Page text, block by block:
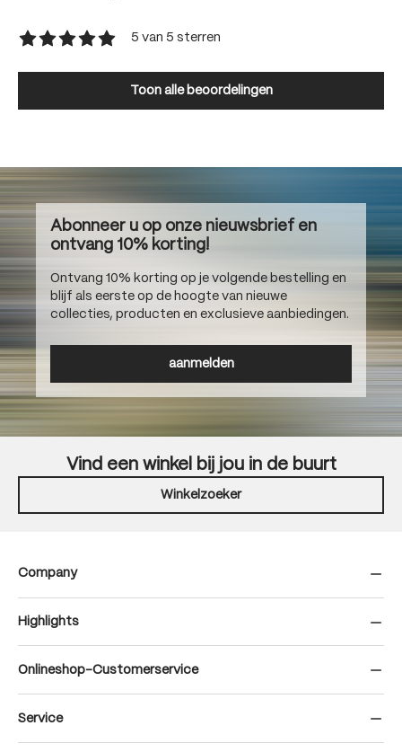
5 van 5 sterren
Toon alle beoordelingen
Abonneer u op onze nieuwsbrief en
ontvang 10% korting!
Ontvang 10% korting op je volgende bestelling en
blijf als eerste op de hoogte van nieuwe
collecties, producten en exclusieve aanbiedingen.
aanmelden
Vind een winkel bij jou in de buurt
Winkelzoeker
Company
Highlights
Onlineshop-Customerservice
Service